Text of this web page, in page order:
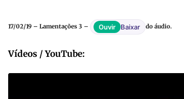
17/02/19 – Lamentações 3 – Ouvir Baixar do áudio.
Vídeos / YouTube: